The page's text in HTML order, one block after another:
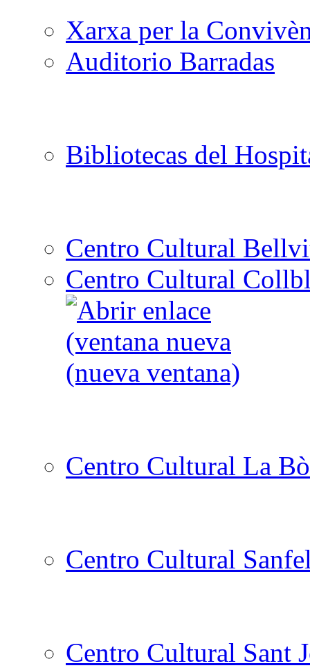
Xarxa per la
Auditorio Barradas
Bibliotecas del
Centro Cultural
Centro Cultural
Centro Cultural La
Centro Cultural
Centro Cultural Sant